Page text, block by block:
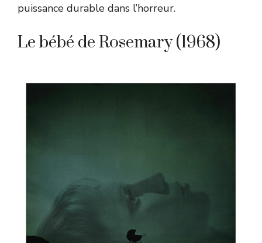
puissance durable dans l’horreur.
Le bébé de Rosemary (1968)